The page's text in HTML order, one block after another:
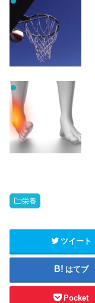
栄養
ツイート
はてブ
Pocket